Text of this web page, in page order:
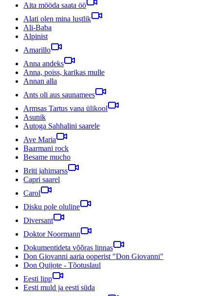
Aita mööda saata öö
Alati olen mina lustlik
Ali-Baba
Alpinist
Amarillo
Anna andeks
Anna, poiss, karikas mulle
Annan alla
Ants oli aus saunamees
Armsas Tartus vana ülikool
Asunik
Autoga Sahhalini saarele
Ave Maria
Baarmani rock
Besame mucho
Briti jahimarss
Capri saarel
Carol
Disku pole oluline
Diversant
Doktor Noormann
Dokumentideta võõras linnas
Don Giovanni aaria ooperist "Don Giovanni"
Don Quijote - Tõotuslaul
Eesti lipp
Eesti muld ja eesti süda